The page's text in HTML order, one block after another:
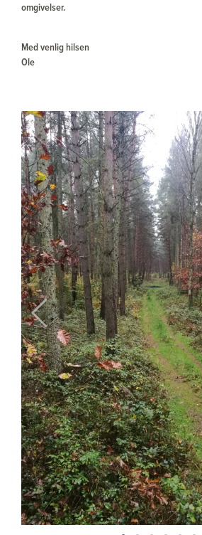
omgivelser.
Med venlig hilsen
Ole
Previous